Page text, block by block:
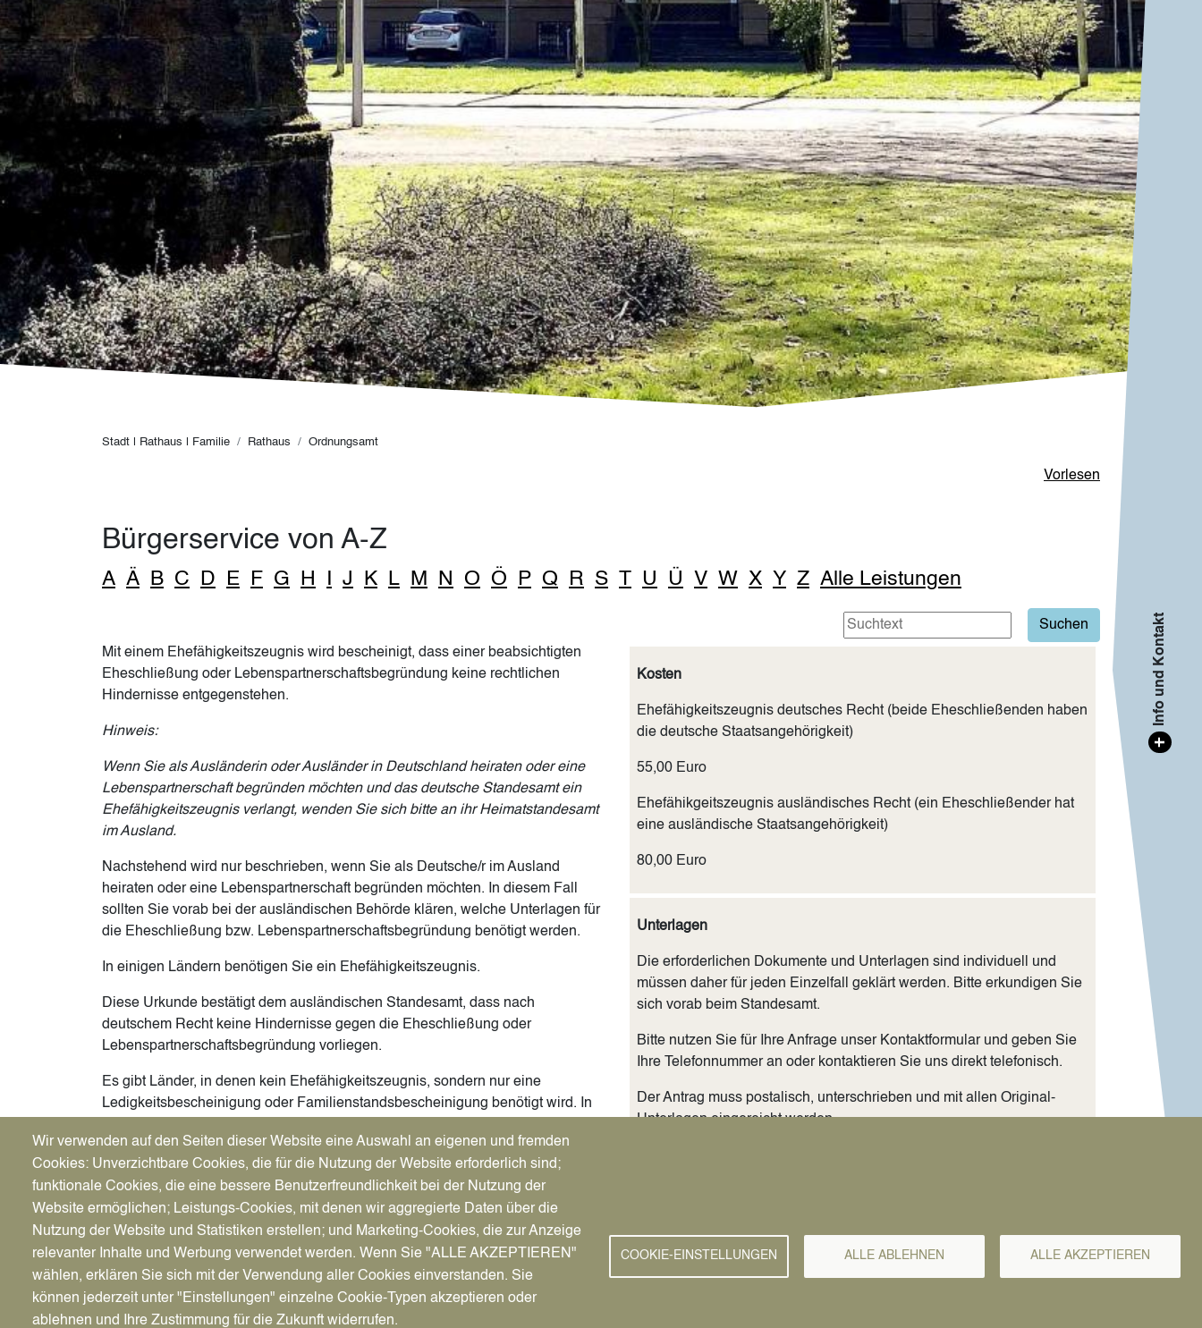
Pfadnavigation
Stadt | Rathaus | Familie Rathaus Ordnungsamt
Vorlesen
Bürgerservice von A-Z
A Ä B C D E F G H J K L M N O Ö P Q R S T U Ü V W X Y Z Alle Leistungen
Mit einem Ehefähigkeitszeugnis wird bescheinigt, dass einer beabsichtigten
Eheschließung oder Lebenspartnerschaftsbegründung keine rechtlichen
Hindernisse entgegenstehen.
Hinweis:
Wenn Sie als Ausländerin oder Ausländer in Deutschland heiraten oder eine
Lebenspartnerschaft begründen möchten und das deutsche Standesamt ein
Ehefähigkeitszeugnis verlangt, wenden Sie sich bitte an ihr Heimatstandesamt
im Ausland.
Nachstehend wird nur beschrieben, wenn Sie als Deutsche/r im Ausland
heiraten oder eine Lebenspartnerschaft begründen möchten. In diesem Fall
sollten Sie vorab bei der ausländischen Behörde klären, welche Unterlagen für
die Eheschließung bzw. Lebenspartnerschaftsbegründung benötigt werden.
In einigen Ländern benötigen Sie ein Ehefähigkeitszeugnis.
Diese Urkunde bestätigt dem ausländischen Standesamt, dass nach
deutschem Recht keine Hindernisse gegen die Eheschließung oder
Lebenspartnerschaftsbegründung vorliegen.
Es gibt Länder, in denen kein Ehefähigkeitszeugnis, sondern nur eine
Ledigkeitsbescheinigung oder Familienstandsbescheinigung benötigt wird. In
Staatsangehörigkeit durch die erweiterte Meldebescheinigung nachgewiesen.
Diese erhalten Sie im Bürgeramt.
Alternativ können Sie die Meldebescheinigung jedoch auch online über unser
Serviceportalbeantragen.
Sind beide Verlobte Deutsche, so genügt die Ausstellung eines gemeinsamen
Ehefähigkeitszeugnisses.
Kosten
Ehefähigkeitszeugnis deutsches Recht (beide Eheschließenden haben
die deutsche Staatsangehörigkeit)
55,00 Euro
Ehefähikgeitszeugnis ausländisches Recht (ein Eheschließender hat
eine ausländische Staatsangehörigkeit)
80,00 Euro
Unterlagen
Die erforderlichen Dokumente und Unterlagen sind individuell und
müssen daher für jeden Einzelfall geklärt werden. Bitte erkundigen Sie
sich vorab beim Standesamt.
Bitte nutzen Sie für Ihre Anfrage unser Kontaktformular und geben Sie
Ihre Telefonnummer an oder kontaktieren Sie uns direkt telefonisch.
Der Antrag muss postalisch, unterschrieben und mit allen Original-
Unterlagen eingereicht werden.
Deutschland beeidigte Dolmetscherin oder einen in Deutschland
beeidigten Dolmetscher übersetzt werden. Für verschiedene Länder ist
eine Überbeglaubigung (Apostille oder Legalisation) erforderlich.
Wir verwenden auf den Seiten dieser Website eine Auswahl an eigenen und fremden
Cookies: Unverzichtbare Cookies, die für die Nutzung der Website erforderlich sind;
funktionale Cookies, die eine bessere Benutzerfreundlichkeit bei der Nutzung der
Website ermöglichen; Leistungs-Cookies, mit denen wir aggregierte Daten über die
Nutzung der Website und Statistiken erstellen; und Marketing-Cookies, die zur Anzeige
relevanter Inhalte und Werbung verwendet werden. Wenn Sie "ALLE AKZEPTIEREN"
wählen, erklären Sie sich mit der Verwendung aller Cookies einverstanden. Sie
können jederzeit unter "Einstellungen" einzelne Cookie-Typen akzeptieren oder
ablehnen und Ihre Zustimmung für die Zukunft widerrufen.
COOKIE-EINSTELLUNGEN ALLE ABLEHNEN ALLE AKZEPTIEREN
+
Info und Kontakt